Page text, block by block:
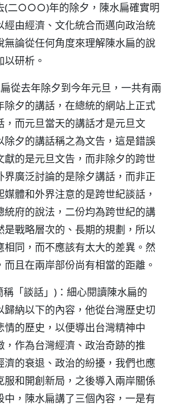
(二○○○)年的除夕，陳水扁確實明
經由經濟、文化統合而邁向政治統
無論從任何角度來理解陳水扁的說
研析。
從去年除夕到今年元旦，一共有兩
除夕的講話，在總統的網站上正式
，而元旦當天的講話才是元旦文
除夕的講話稱之為文告，這是錯誤
獻的是元旦文告，而非除夕的跨世
界廣泛討論的是除夕講話，而非正
體和外界注意的是跨世紀談話，
統府的說法，二份均為跨世紀的講
是戰略層次的、長期的規劃，所以
相同，而不應該有太大的差異。然
且在兩岸部份尚有相當的距離。
「談話」)：細心閱讀陳水扁的
歸納以下的內容，他從台灣歷史切
情的歷史，以便導出台灣精神中
，作為台灣經濟、政治奇跡的推
濟的衰退、政治的紛擾，我們也應
服和開創新局，之後導入兩岸關係
中，陳水扁講了三個內容，一是有